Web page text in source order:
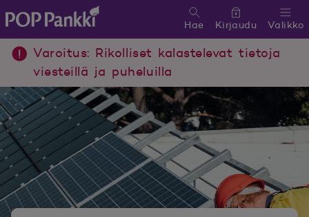
POP Pankki, etusivulle
Valikko
Hae Kirjaudu
Varoitus: Rikolliset kalastelevat tietoja
viesteillä ja puheluilla